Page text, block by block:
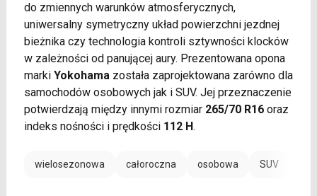
do zmiennych warunków atmosferycznych,
uniwersalny symetryczny układ powierzchni jezdnej
bieżnika czy technologia kontroli sztywności klocków
w zależności od panującej aury. Prezentowana opona
marki Yokohamazostała zaprojektowana zarówno dla
samochodów osobowych jak i SUV. Jej przeznaczenie
potwierdzają między innymi rozmiar 265/70 R16oraz
indeks nośności i prędkości 112 H.
wielosezonowa całoroczna osobowa SUV